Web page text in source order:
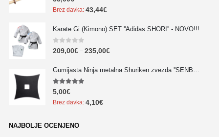
Brez davka: 43,44€
Karate Gi (Kimono) SET ''Adidas SHORI'' - NOVO!!!
0out of 5
209,00€ – 235,00€
Gumijasta Ninja metalna Shuriken zvezda ''SENBAN'' - NOVO!!!
5.00out of 5
5,00€
Brez davka: 4,10€
NAJBOLJE OCENJENO